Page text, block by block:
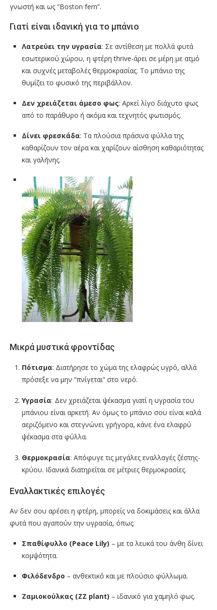
γνωστή και ως “Boston fern”.
Γιατί είναι ιδανική για το μπάνιο
Λατρεύει την υγρασία: Σε αντίθεση με πολλά φυτά
εσωτερικού χώρου, η φτέρη thrive-άρει σε μέρη με ατμό
και συχνές μεταβολές θερμοκρασίας. Το μπάνιο της
θυμίζει το φυσικό της περιβάλλον.
Δεν χρειάζεται άμεσο φως: Αρκεί λίγο διάχυτο φως
από το παράθυρο ή ακόμα και τεχνητός φωτισμός.
Δίνει φρεσκάδα: Τα πλούσια πράσινα φύλλα της
καθαρίζουν τον αέρα και χαρίζουν αίσθηση καθαριότητας
και γαλήνης.
Μικρά μυστικά φροντίδας
Πότισμα: Διατήρησε το χώμα της ελαφρώς υγρό, αλλά
πρόσεξε να μην “πνίγεται” στο νερό.
Υγρασία: Δεν χρειάζεται ψέκασμα γιατί η υγρασία του
μπάνιου είναι αρκετή. Αν όμως το μπάνιο σου είναι καλά
αεριζόμενο και στεγνώνει γρήγορα, κάνε ένα ελαφρύ
ψέκασμα στα φύλλα.
Θερμοκρασία: Απόφυγε τις μεγάλες εναλλαγές ζέστης-
κρύου. Ιδανικά διατηρείται σε μέτριες θερμοκρασίες.
Εναλλακτικές επιλογές
Αν δεν σου αρέσει η φτέρη, μπορείς να δοκιμάσεις και άλλα
φυτά που αγαπούν την υγρασία, όπως:
Σπαθίφυλλο (Peace Lily) – με τα λευκά του άνθη δίνει
κομψότητα.
Φιλόδενδρο – ανθεκτικό και με πλούσιο φύλλωμα.
Ζαμιοκούλκας (ZZ plant) – ιδανικό για χαμηλό φως.